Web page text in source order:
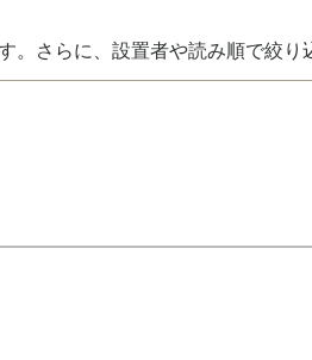
。さらに、設置者や読み順で絞り